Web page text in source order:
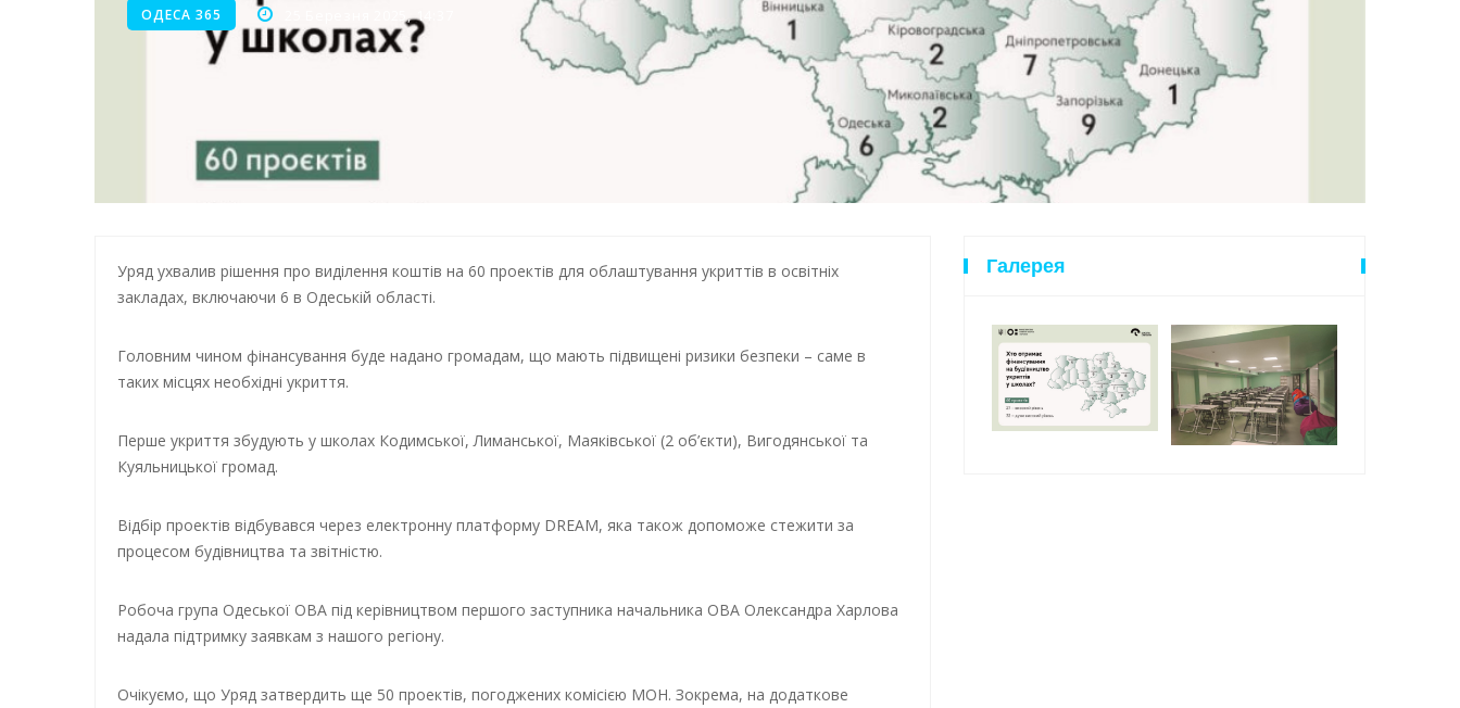
ОДЕСА 365 25 Березня 2025, 14:37
Уряд ухвалив рішення про виділення коштів на 60 проектів для облаштування укриттів в освітніх
закладах, включаючи 6 в Одеській області.
Головним чином фінансування буде надано громадам, що мають підвищені ризики безпеки – саме в
таких місцях необхідні укриття.
Перше укриття збудують у школах Кодимської, Лиманської, Маяківської (2 об’єкти), Вигодянської та
Куяльницької громад.
Відбір проектів відбувався через електронну платформу DREAM, яка також допоможе стежити за
процесом будівництва та звітністю.
Робоча група Одеської ОВА під керівництвом першого заступника начальника ОВА Олександра Харлова
надала підтримку заявкам з нашого регіону.
Очікуємо, що Уряд затвердить ще 50 проектів, погоджених комісією МОН. Зокрема, на додаткове
Галерея